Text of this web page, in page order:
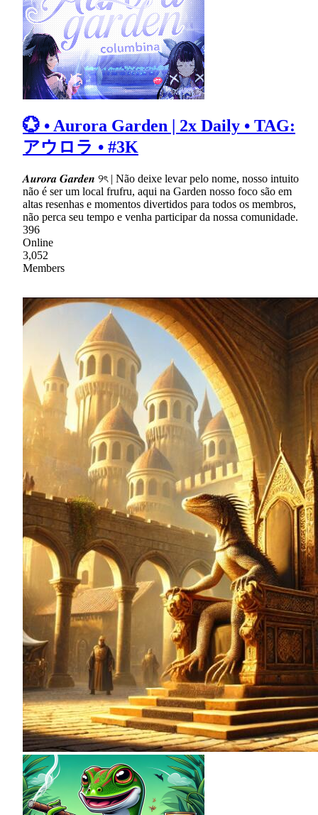
💮 • Aurora Garden | 2x Daily • TAG:
アウロラ • #3K
𝑨𝒖𝒓𝒐𝒓𝒂 𝑮𝒂𝒓𝒅𝒆𝒏 ୨ৎ | Não deixe levar pelo nome, nosso intuito
não é ser um local frufru, aqui na Garden nosso foco são em
altas resenhas e momentos divertidos para todos os membros,
não perca seu tempo e venha participar da nossa comunidade.
396
Online
3,052
Members